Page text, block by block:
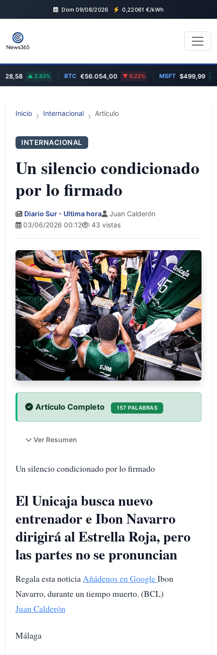
Dom 09/08/2026 0,22061 €/kWh
2.83% BTC €56.054,00 0.22% MSFT $499,99
Inicio Internacional Artículo
INTERNACIONAL
Un silencio condicionado
por lo firmado
Diario Sur - Ultima hora
Juan Calderón
03/06/2026 00:12
43 vistas
Artículo Completo 157 PALABRAS
Ver Resumen
Un silencio condicionado por lo firmado
El Unicaja busca nuevo
entrenador e Ibon Navarro
dirigirá al Estrella Roja, pero
las partes no se pronuncian
Regala esta noticia Añádenos en GoogleIbon
Navarro, durante un tiempo muerto. (BCL)
Juan Calderón
Málaga